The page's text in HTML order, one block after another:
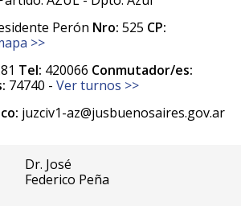
Perón Nro: 525 CP:
>>
Tel: 420066 Conmutador/es:
74740 - Ver turnos >>
juzciv1-az@jusbuenosaires.gov.ar
Dr. José
Federico Peña